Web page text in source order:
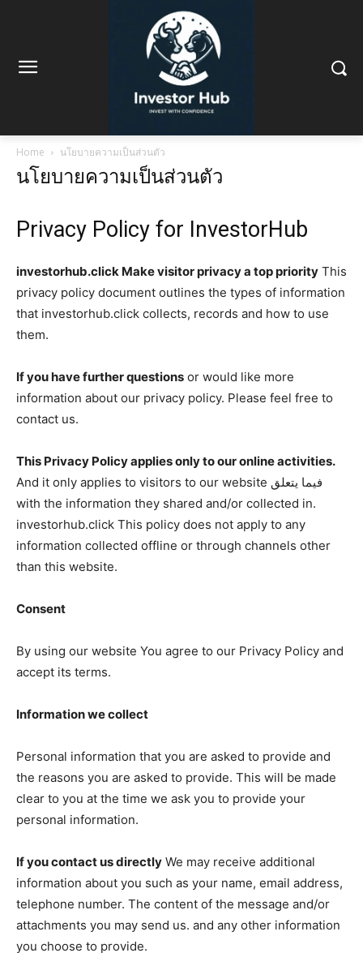
Home นโยบายความเป็นส่วนตัว
นโยบายความเป็นส่วนตัว
Privacy Policy for InvestorHub
investorhub.click Make visitor privacy a top priority This
privacy policy document outlines the types of information
that investorhub.click collects, records and how to use
them.
If you have further questions or would like more
information about our privacy policy. Please feel free to
contact us.
This Privacy Policy applies only to our online activities.
And it only applies to visitors to our website فيما يتعلق
with the information they shared and/or collected in.
investorhub.click This policy does not apply to any
information collected offline or through channels other
than this website.
Consent
By using our website You agree to our Privacy Policy and
accept its terms.
Information we collect
Personal information that you are asked to provide and
the reasons you are asked to provide. This will be made
clear to you at the time we ask you to provide your
personal information.
If you contact us directly We may receive additional
information about you such as your name, email address,
telephone number. The content of the message and/or
attachments you may send us. and any other information
you choose to provide.